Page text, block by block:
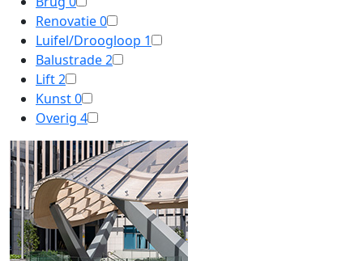
Renovatie0
Luifel/Droogloop 1
Balustrade2
Lift2
Kunst0
Overig 4